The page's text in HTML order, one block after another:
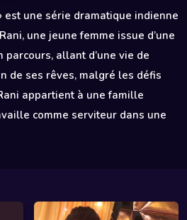
est une série dramatique indienne
une jeune femme issue d’une
allant d’une vie de
de ses rêves, malgré les défis
appartient à une famille
comme serviteur dans une